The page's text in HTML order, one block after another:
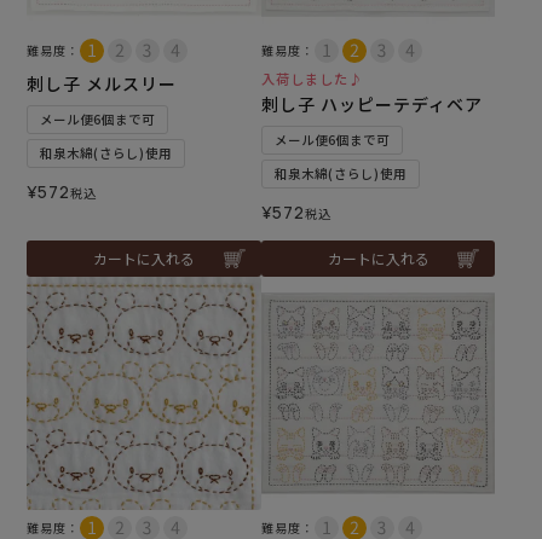
難易度：
刺し子 メルスリー
メール便6個まで可
和泉木綿(さらし)使用
¥572税込
カートに入れる
難易度：
入荷しました♪
刺し子 ハッピーテディベア
メール便6個まで可
和泉木綿(さらし)使用
¥572税込
カートに入れる
難易度： 難易度：